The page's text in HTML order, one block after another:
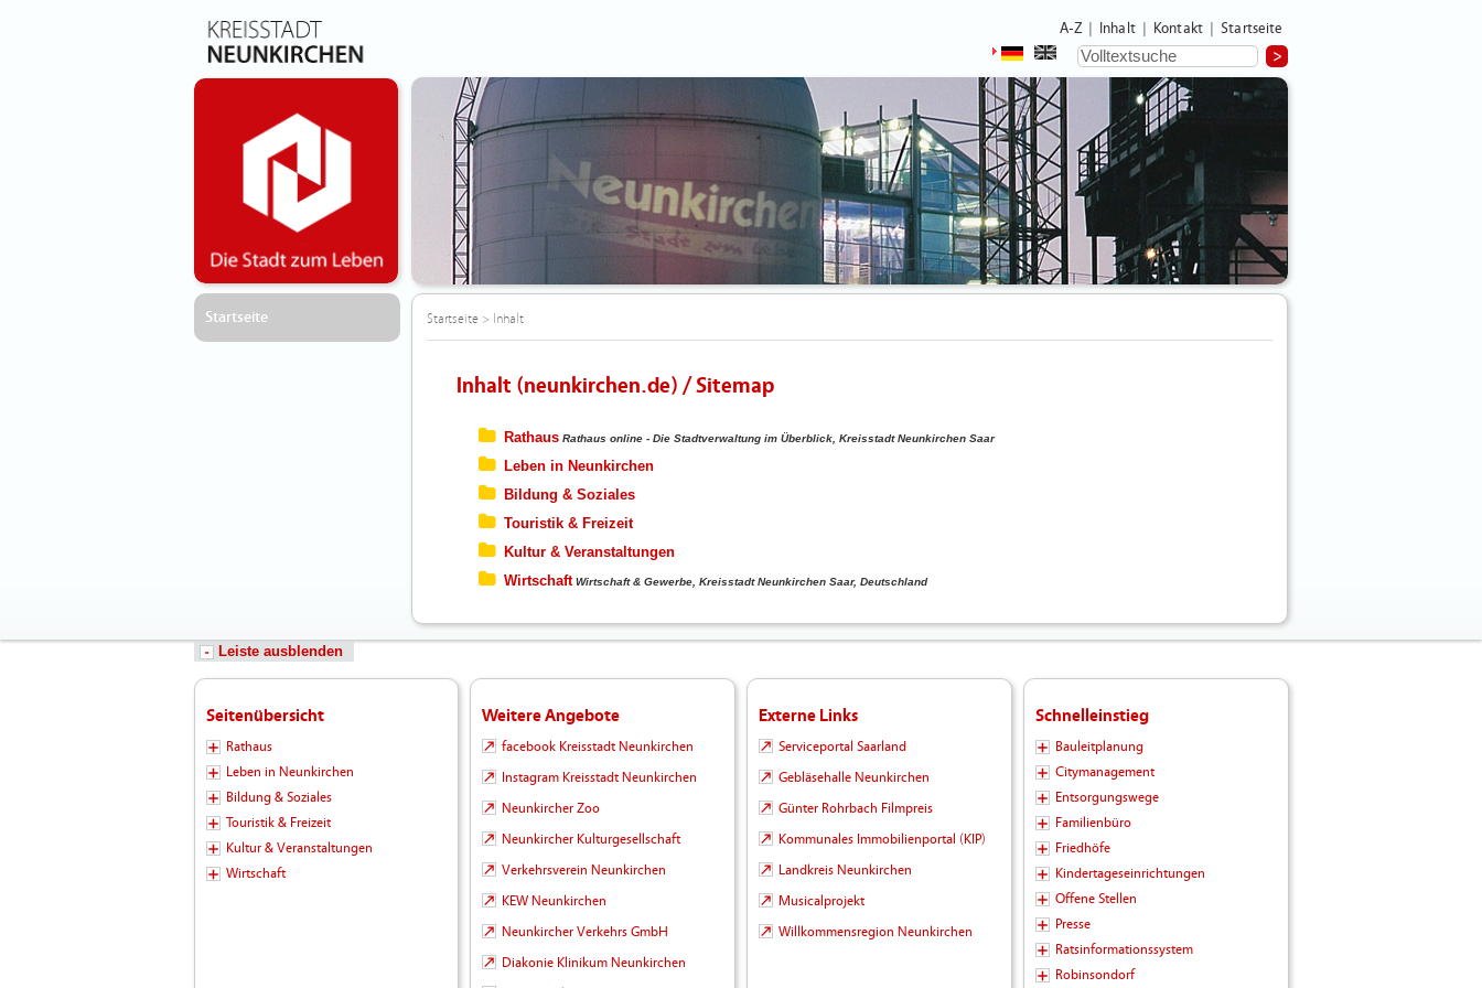
A-Z Inhalt Kontakt Startseite
Startseite Startseite> Inhalt
Inhalt (neunkirchen.de) / Sitemap
Rathaus Rathaus online - Die Stadtverwaltung im Überblick, Kreisstadt Neunkirchen Saar
Leben in Neunkirchen
Bildung & Soziales
Touristik & Freizeit
Kultur & Veranstaltungen
Wirtschaft Wirtschaft & Gewerbe, Kreisstadt Neunkirchen Saar, Deutschland
Leiste ausblenden
Seitenübersicht
Rathaus
Leben in Neunkirchen
Bildung & Soziales
Touristik & Freizeit
Kultur & Veranstaltungen
Wirtschaft
Weitere Angebote
facebook Kreisstadt Neunkirchen
Instagram Kreisstadt Neunkirchen
Neunkircher Zoo
Neunkircher Kulturgesellschaft
Verkehrsverein Neunkirchen
KEW Neunkirchen
Neunkircher Verkehrs GmbH
Diakonie Klinikum Neunkirchen
Externe Links
Serviceportal Saarland
Gebläsehalle Neunkirchen
Günter Rohrbach Filmpreis
Kommunales Immobilienportal (KIP)
Landkreis Neunkirchen
Musicalprojekt
Willkommensregion Neunkirchen
Schnelleinstieg
Bauleitplanung
Citymanagement
Entsorgungswege
Familienbüro
Friedhöfe
Kindertageseinrichtungen
Offene Stellen
Presse
Ratsinformationssystem
Robinsondorf